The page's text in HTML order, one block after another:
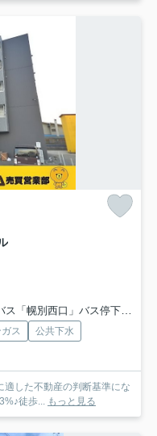
「幌別西口」バス停下車 徒歩3分
ス
公共下水
した不動産の判断基準にな
徒歩...
もっと見る